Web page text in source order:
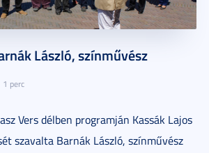
László, színművész
1 perc
Vers délben programján Kassák Lajos
szavalta Barnák László, színművész